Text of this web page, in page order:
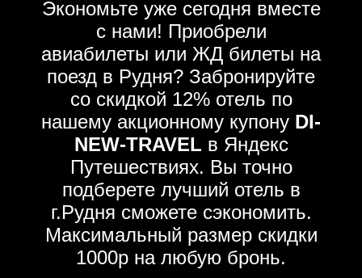
Экономьте уже сегодня вместе
с нами! Приобрели
авиабилеты или ЖД билеты на
поезд в Рудня? Забронируйте
со скидкой 12% отель по
нашему акционному купону DI-
NEW-TRAVEL в Яндекс
Путешествиях. Вы точно
подберете лучший отель в
г.Рудня сможете сэкономить.
Максимальный размер скидки
1000р на любую бронь.